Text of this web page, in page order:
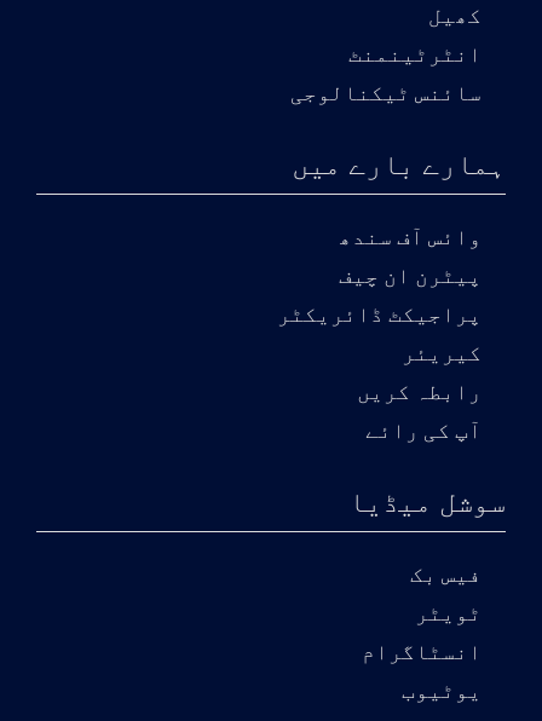
کھیل
انٹرٹینمنٹ
سائنس ٹیکنالوجی
ہمارے بارے میں
وائس آف سندھ
پیٹرن ان چیف
پراجیکٹ ڈائریکٹر
کیریئر
رابطہ کریں
آپ کی رائے
سوشل میڈیا
فیس بک
ٹویٹر
انسٹاگرام
یوٹیوب